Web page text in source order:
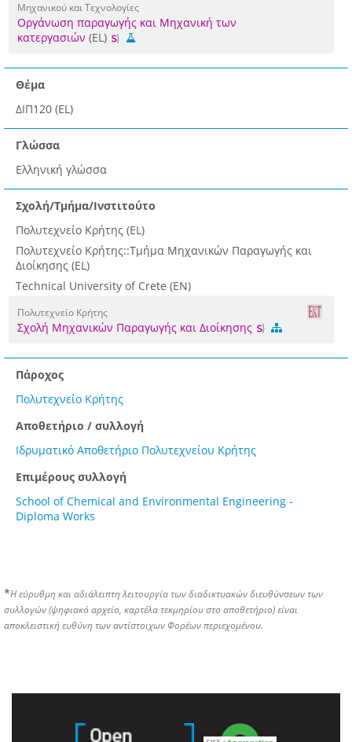
Μηχανικού και Τεχνολογίες
Οργάνωση παραγωγής και Μηχανική των
κατεργασιών (EL)
Θέμα
ΔΙΠ120 (EL)
Γλώσσα
Ελληνική γλώσσα
Σχολή/Τμήμα/Ινστιτούτο
Πολυτεχνείο Κρήτης (EL)
Πολυτεχνείο Κρήτης::Τμήμα Μηχανικών Παραγωγής και
Διοίκησης (EL)
Technical University of Crete (EN)
Πολυτεχνείο Κρήτης
Σχολή Μηχανικών Παραγωγής και Διοίκησης
Πάροχος
Πολυτεχνείο Κρήτης
Αποθετήριο / συλλογή
Ιδρυματικό Αποθετήριο Πολυτεχνείου Κρήτης
Επιμέρους συλλογή
School of Chemical and Environmental Engineering -
Diploma Works
*Η εύρυθμη και αδιάλειπτη λειτουργία των διαδικτυακών διευθύνσεων των
συλλογών (ψηφιακό αρχείο, καρτέλα τεκμηρίου στο αποθετήριο) είναι
αποκλειστική ευθύνη των αντίστοιχων Φορέων περιεχομένου.